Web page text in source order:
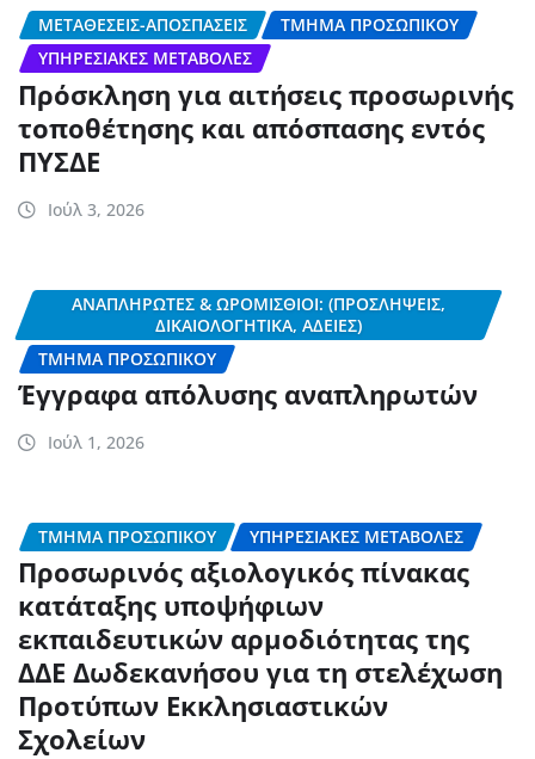
ΜΕΤΑΘΈΣΕΙΣ-ΑΠΟΣΠΆΣΕΙΣ
ΤΜΉΜΑ ΠΡΟΣΩΠΙΚΟΎ
ΥΠΗΡΕΣΙΑΚΈΣ ΜΕΤΑΒΟΛΈΣ
Πρόσκληση για αιτήσεις προσωρινής
τοποθέτησης και απόσπασης εντός
ΠΥΣΔΕ
Ιούλ 3, 2026
ΑΝΑΠΛΗΡΩΤΈΣ & ΩΡΟΜΊΣΘΙΟΙ: (ΠΡΟΣΛΉΨΕΙΣ,
ΔΙΚΑΙΟΛΟΓΗΤΙΚΆ, ΆΔΕΙΕΣ)
ΤΜΉΜΑ ΠΡΟΣΩΠΙΚΟΎ
Έγγραφα απόλυσης αναπληρωτών
Ιούλ 1, 2026
ΤΜΉΜΑ ΠΡΟΣΩΠΙΚΟΎ ΥΠΗΡΕΣΙΑΚΈΣ ΜΕΤΑΒΟΛΈΣ
Προσωρινός αξιολογικός πίνακας
κατάταξης υποψήφιων
εκπαιδευτικών αρμοδιότητας της
ΔΔΕ Δωδεκανήσου για τη στελέχωση
Προτύπων Εκκλησιαστικών
Σχολείων